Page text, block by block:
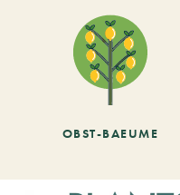
OBST-BAEUME